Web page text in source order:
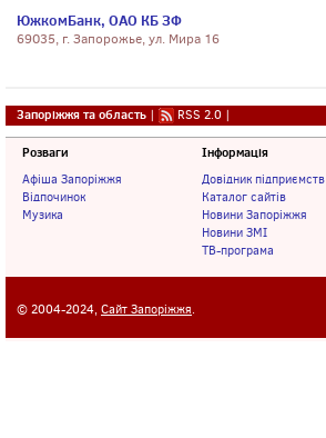
ЮжкомБанк, ОАО КБ ЗФ
69035, г. Запорожье, ул. Мира 16
Запоріжжя та область | RSS 2.0 |
Розваги
Афіша Запоріжжя
Відпочинок
Музика
Інформація
Довідник підприємств
Каталог сайтів
Новини Запоріжжя
Новини ЗМІ
ТВ-програма
© 2004-2024, Сайт Запоріжжя.